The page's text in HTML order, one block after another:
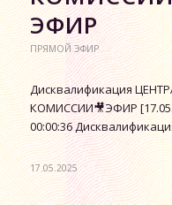
ЭФИР
ПРЯМОЙ ЭФИР
Дисквалификация
КОМИССИИ🎥ЭФИР
00:00:36
17.05.2025